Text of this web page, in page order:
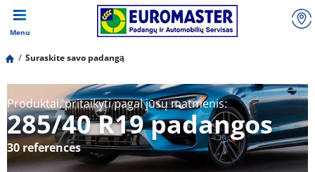
Menu
Suraskite savo padangą
Produktai, pritaikyti pagal jūsų matmenis:
285/40 R19 padangos
30 references